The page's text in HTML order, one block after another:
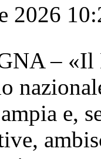
2026
– «Il
e,